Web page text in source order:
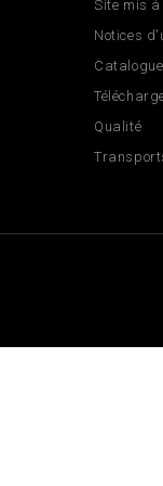
Site mis
Notices
Qualité